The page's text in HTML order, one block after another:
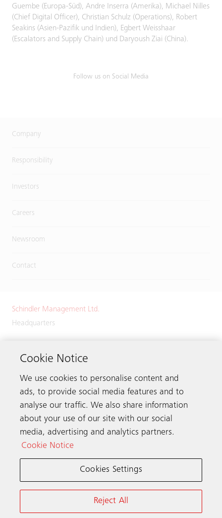
Guembe (Europa-Süd), Andre Inserra (Amerika), Michael Nilles
(Chief Digital Officer), Christian Schulz (Operations), Robert
Seakins (Asien-Pazifik und Indien), Egbert Weisshaar
(Escalators and Supply Chain) und Daryoush Ziai (China).
Follow us on Social Media
Company
Responsibility
Investors
Careers
Newsroom
Contact
Schindler Management Ltd.
Headquarters
6030 Ebikon
Get in touch
Schindler worldwide
Terms & Conditions Privacy Notice Cookie Notice & Settings
Cookie Notice
We use cookies to personalise content and
ads, to provide social media features and to
analyse our traffic. We also share information
about your use of our site with our social
media, advertising and analytics partners.
Cookie Notice
Cookies Settings
Reject All